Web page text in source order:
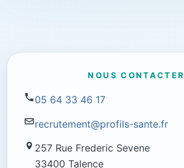
NOUS CONTACTER
05 64 33 46 17
recrutement@profils-sante.fr
257 Rue Frederic Sevene
33400 Talence